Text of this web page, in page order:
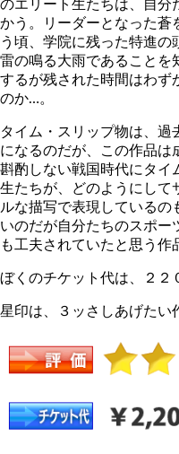
のエリート生たちは、自分
かう。リーダーとなった蒼
う頃、学院に残った特進
雷の鳴る大雨であることを
するが残された時間はわず
のか…。
タイム・スリップ物は、過
になるのだが、この作品は
斟酌しない戦国時代にタイ
生たちが、どのようにして
ルな描写で表現しているの
いのだが自分たちのスポー
も工夫されていたと思う作
ぼくのチケット代は、２２
星印は、３ッさしあげたい